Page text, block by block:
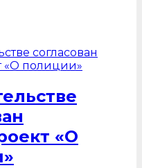
«О